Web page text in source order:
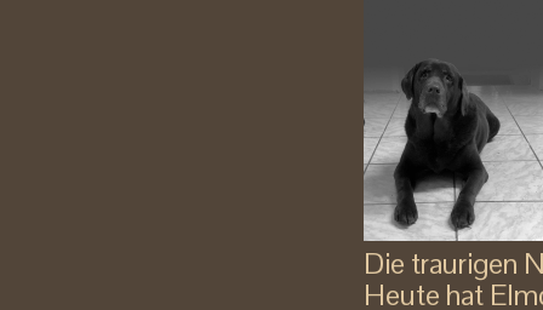
Die traurigen
Heute hat